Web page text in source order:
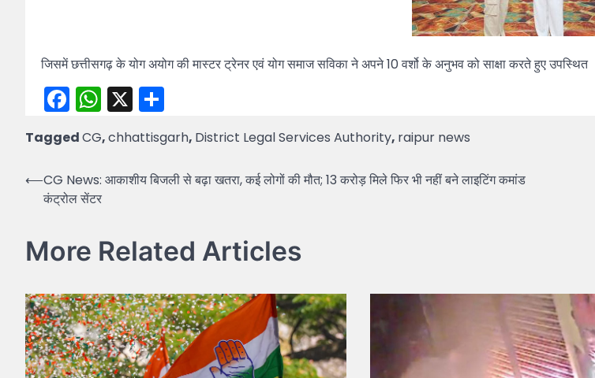
जिसमें छत्तीसगढ़ के योग अयोग की मास्टर ट्रेनर एवं योग समाज सविका ने अपने 10 वर्शो के अनुभव को साक्षा करते हुए उपस्थित
Facebook
WhatsApp
X
TaggedCG,chhattisgarh, District Legal Services Authority, raipur news
Post
navigation
⟵CG News: आकाशीय बिजली से बढ़ा खतरा, कई लोगों की मौत; 13 करोड़ मिले फिर भी नहीं बने लाइटिंग कमांड
कंट्रोल सेंटर
More Related Articles